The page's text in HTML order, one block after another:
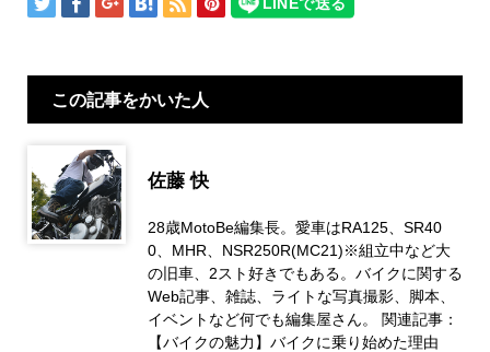
この記事をかいた人
佐藤 快
28歳MotoBe編集長。愛車はRA125、SR40
0、MHR、NSR250R(MC21)※組立中など大
の旧車、2スト好きでもある。バイクに関する
Web記事、雑誌、ライトな写真撮影、脚本、
イベントなど何でも編集屋さん。 関連記事：
【バイクの魅力】バイクに乗り始めた理由